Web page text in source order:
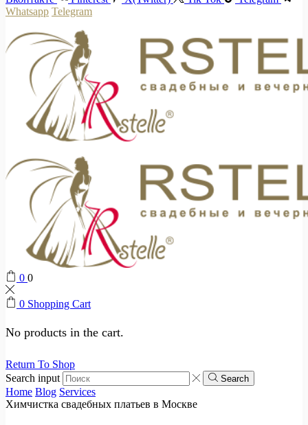
Whatsapp Telegram
0 0
0 Shopping Cart
No products in the cart.
Return To Shop
Search input
Search
Home Blog Services
Химчистка свадебных платьев в Москве